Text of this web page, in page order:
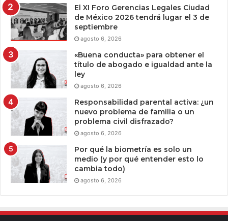
El XI Foro Gerencias Legales Ciudad
de México 2026 tendrá lugar el 3 de
septiembre
agosto 6, 2026
«Buena conducta» para obtener el
título de abogado e igualdad ante la
ley
agosto 6, 2026
Responsabilidad parental activa: ¿un
nuevo problema de familia o un
problema civil disfrazado?
agosto 6, 2026
Por qué la biometría es solo un
medio (y por qué entender esto lo
cambia todo)
agosto 6, 2026